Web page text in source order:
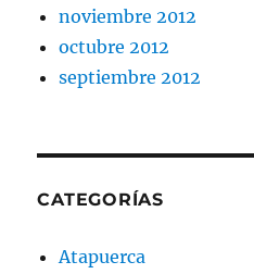
noviembre 2012
octubre 2012
septiembre 2012
CATEGORÍAS
Atapuerca